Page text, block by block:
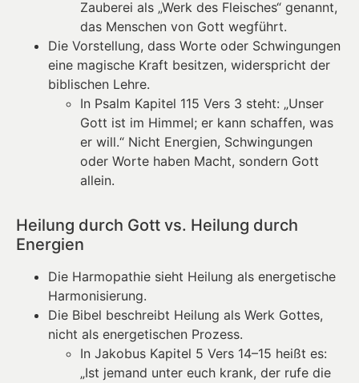
Zauberei als „Werk des Fleisches“ genannt,
das Menschen von Gott wegführt.
Die Vorstellung, dass Worte oder Schwingungen
eine magische Kraft besitzen, widerspricht der
biblischen Lehre.
In Psalm Kapitel 115 Vers 3 steht: „Unser
Gott ist im Himmel; er kann schaffen, was
er will.“ Nicht Energien, Schwingungen
oder Worte haben Macht, sondern Gott
allein.
Heilung durch Gott vs. Heilung durch
Energien
Die Harmopathie sieht Heilung als energetische
Harmonisierung.
Die Bibel beschreibt Heilung als Werk Gottes,
nicht als energetischen Prozess.
In Jakobus Kapitel 5 Vers 14–15 heißt es:
„Ist jemand unter euch krank, der rufe die